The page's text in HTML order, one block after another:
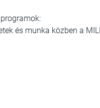
és munka közben a